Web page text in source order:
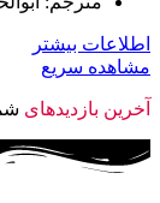
اطلاعات بیشتر
مشاهده سریع
آخرین بازدیدهای